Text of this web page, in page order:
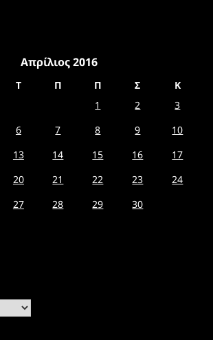
Απρίλιος 2016
Τ Π Π Σ
Κ
1
2
3
6 7 8 9
10
13 14 15 16
17
20 21 22 23
24
27 28 29
30